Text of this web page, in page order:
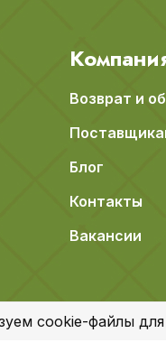
Возврат и
Блог
Контакты
Вакансии
cookie-файлы